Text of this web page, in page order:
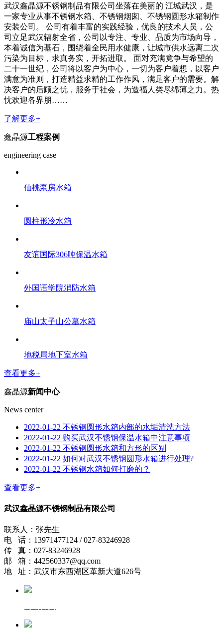
武汉鑫晶源不锈钢制品有限公司坐落在美丽的 江城武汉，是
一家专业从事不锈钢水箱、不锈钢烟囱、不锈钢圆形水箱制作
安装公司。 公司有着丰富的实践经验，优良的技术人员，公
司立足武汉辐射全省，公司以专注、专业、品质为市场向导，
本着诚信为基石，围绕着全民用水健康，让城市供水远离二次
污染为目标，求真务实，开拓进取。 面对充满竟争与希望的
二十一世纪，公司将以客户为中心，一切为客户着想，以客户
满意为准则，打造精益求精的工作作风，满足客户的需要。解
决客户的后顾之忧，服务于社会，为造福人类尽绵薄之力。热
忱欢迎各界朋……
了解更多+
鑫晶源工程案例
engineering case
仙桃泵房水箱
圆柱形冷水箱
友谊国际306吨保温水箱
外国语学院消防水箱
庙山太子山公墓水箱
地税局地下室水箱
查看更多+
鑫晶源新闻中心
News center
2022-01-22 不锈钢圆形水箱内部的水垢清洗方法
2022-01-22 购买武汉不锈钢保温水箱中注意事项
2022-01-22 不锈钢圆形水箱和方形的区别
2022-01-22 如何对武汉不锈钢圆形水箱进行处理?
2022-01-22 不锈钢水箱如何打磨的？
查看更多+
武汉鑫晶源不锈钢制品有限公司
联系人：张先生
电 话：13971477124 / 027-83246928
传 真：027-83246928
邮 箱：442560337@qq.com
地 址：武汉市东西湖区革新大道626号